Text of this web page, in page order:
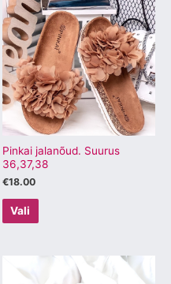
Pinkai jalanõud. Suurus
36,37,38
€18.00
Vali
tootel
on
mitu
varianti.
Valikuid
saab
teha
tootelehel.